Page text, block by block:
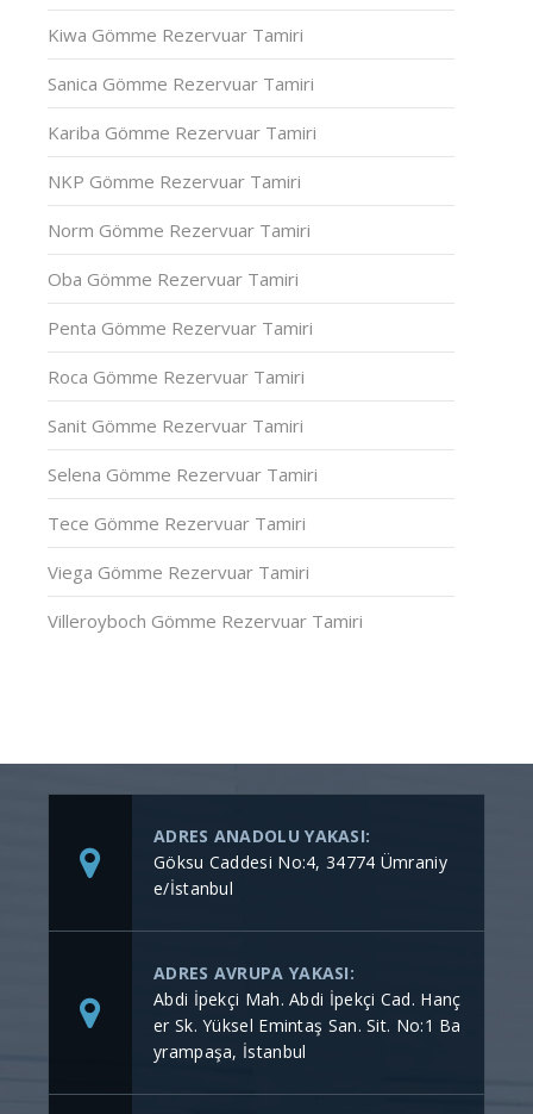
Kiwa Gömme Rezervuar Tamiri
Sanica Gömme Rezervuar Tamiri
Kariba Gömme Rezervuar Tamiri
NKP Gömme Rezervuar Tamiri
Norm Gömme Rezervuar Tamiri
Oba Gömme Rezervuar Tamiri
Penta Gömme Rezervuar Tamiri
Roca Gömme Rezervuar Tamiri
Sanit Gömme Rezervuar Tamiri
Selena Gömme Rezervuar Tamiri
Tece Gömme Rezervuar Tamiri
Viega Gömme Rezervuar Tamiri
Villeroyboch Gömme Rezervuar Tamiri
ADRES ANADOLU YAKASI:
Göksu Caddesi No:4, 34774 Ümraniy
e/İstanbul
ADRES AVRUPA YAKASI:
Abdi İpekçi Mah. Abdi İpekçi Cad. Hanç
er Sk. Yüksel Emintaş San. Sit. No:1 Ba
yrampaşa, İstanbul